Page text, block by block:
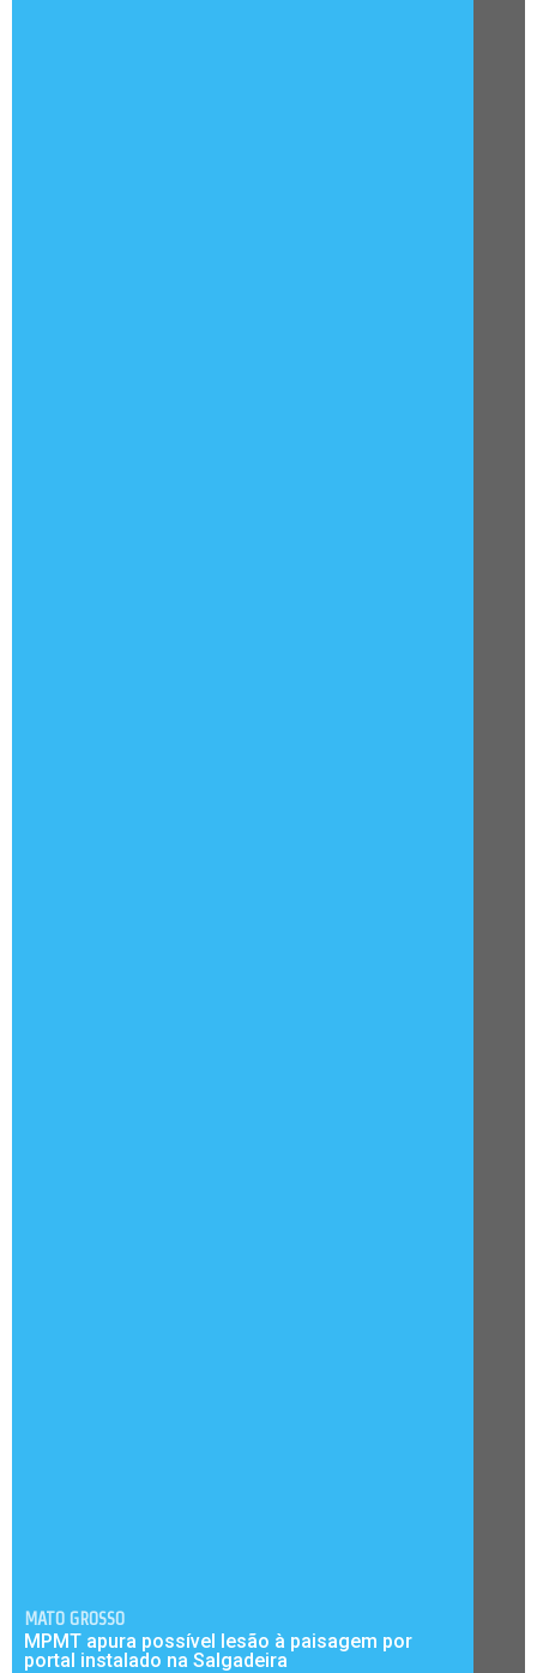
MATO GROSSO
MPMT apura possível lesão à paisagem por
portal instalado na Salgadeira